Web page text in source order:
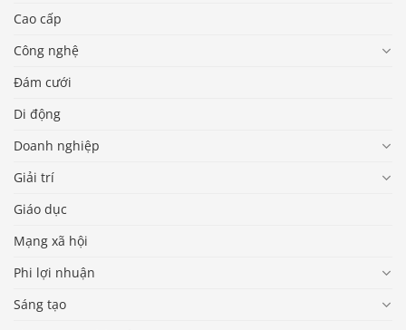
Cao cấp
Công nghệ
Đám cưới
Di động
Doanh nghiệp
Giải trí
Giáo dục
Mạng xã hội
Phi lợi nhuận
Sáng tạo